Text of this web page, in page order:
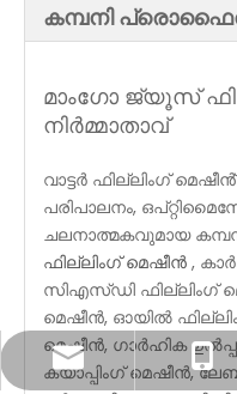
കമ്പനി
മാംഗോ ജ്യൂസ്
നിർമ്മാതാവ്
വാട്ടർ ഫില്ലിംഗ്
പരിപാലനം,
ചലനാത്മകവുമായ
ഫില്ലിംഗ് മെഷീൻ ,
സിഎസ്ഡി ഫില്ലിംഗ്
മെഷീൻ, ഓയിൽ
മെഷീൻ, ഗാർഹിക
ക്യാപ്പിംഗ് മെഷീൻ,